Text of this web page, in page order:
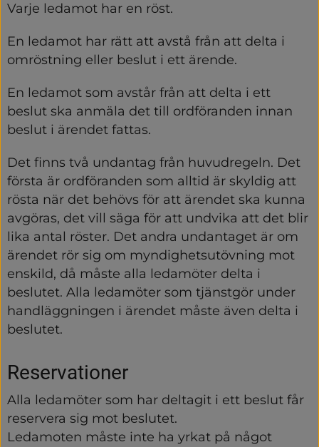
Varje ledamot har en röst.
En ledamot har rätt att avstå från att delta i
omröstning eller beslut i ett ärende.
En ledamot som avstår från att delta i ett
beslut ska anmäla det till ordföranden innan
beslut i ärendet fattas.
Det finns två undantag från huvudregeln. Det
första är ordföranden som alltid är skyldig att
rösta när det behövs för att ärendet ska kunna
avgöras, det vill säga för att undvika att det blir
lika antal röster. Det andra undantaget är om
ärendet rör sig om myndighetsutövning mot
enskild, då måste alla ledamöter delta i
beslutet. Alla ledamöter som tjänstgör under
handläggningen i ärendet måste även delta i
beslutet.
Reservationer
Alla ledamöter som har deltagit i ett beslut får
reservera sig mot beslutet.
Ledamoten måste inte ha yrkat på något